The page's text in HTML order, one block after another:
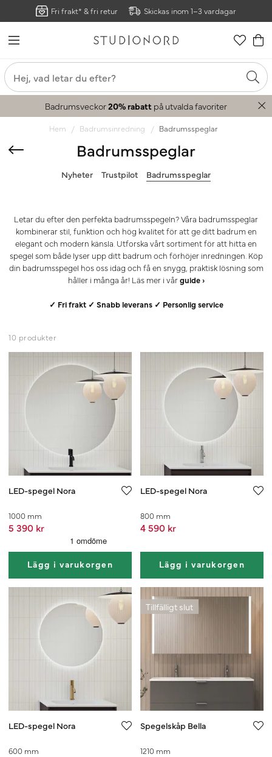
Fri frakt* & fri retur Skickas inom 1–3 vardagar
Badrumsveckor20% rabatt på utvalda favoriter
Hem Badrumsinredning Badrumsspeglar
Badrumsspeglar
Nyheter Trustpilot Badrumsspeglar
Letar du efter den perfekta badrumsspegeln? Våra badrumsspeglar
kombinerar stil, funktion och hög kvalitet för att ge ditt badrum en
elegant och modern känsla. Utforska vårt sortiment för att hitta en
spegel som både lyser upp ditt badrum och förhöjer inredningen. Köp
din badrumsspegel hos oss idag och få en snygg, praktisk lösning som
håller i många år! Läs mer i vårguide ›
✓ Fri frakt ✓ Snabb leverans ✓ Personlig service
10 produkter
LED-spegel Nora
1000 mm
5 390 kr
Lägg i varukorgen
LED-spegel Nora
800 mm
4 590 kr
Lägg i varukorgen
LED-spegel Nora
600 mm
Tillfälligt slut
Spegelskåp Bella
1210 mm